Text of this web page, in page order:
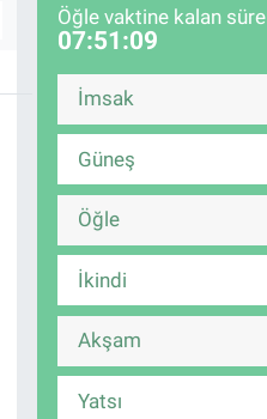
Öğle vaktine kalan süre
07:51:08
İmsak
Güneş
Öğle
İkindi
Akşam
Yatsı